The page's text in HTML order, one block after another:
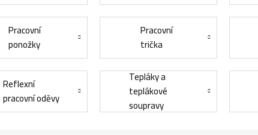
Pracovní
ponožky
Pracovní
trička
Reflexní
pracovní oděvy
Tepláky a
teplákové
soupravy